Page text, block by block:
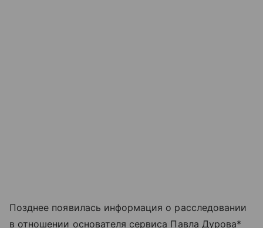
Позднее появилась информация о расследовании
в отношении основателя сервиса Павла Дурова*